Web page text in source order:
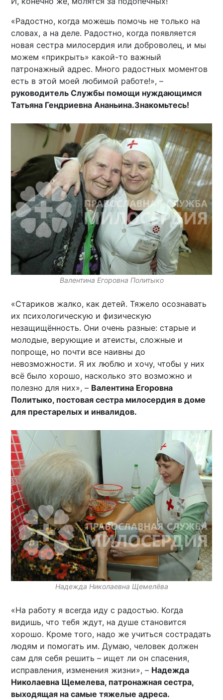
«Радостно, когда можешь помочь не только на
словах, а на деле. Радостно, когда появляется
новая сестра милосердия или доброволец, и мы
можем «прикрыть» какой-то важный
патронажный адрес. Много радостных моментов
есть в этой моей любимой работе!», –
руководитель Службы помощи нуждающимся
Татьяна Гендриевна Ананьина.Знакомьтесь!
Валентина Егоровна Политыко
«Стариков жалко, как детей. Тяжело осознавать
их психологическую и физическую
незащищённость. Они очень разные: старые и
молодые, верующие и атеисты, сложные и
попроще, но почти все наивны до
невозможности. Я их люблю и хочу, чтобы у них
всё было хорошо, насколько это возможно и
полезно для них», – Валентина Егоровна
Политыко, постовая сестра милосердия в доме
для престарелых и инвалидов.
Надежда Николаевна Щемелёва
«На работу я всегда иду с радостью. Когда
видишь, что тебя ждут, на душе становится
хорошо. Кроме того, надо же учиться сострадать
людям и помогать им. Думаю, человек должен
сам для себя решить – ищет ли он спасения,
исправления, изменения жизни», – Надежда
Николаевна Щемелева, патронажная сестра,
выходящая на самые тяжелые адреса.